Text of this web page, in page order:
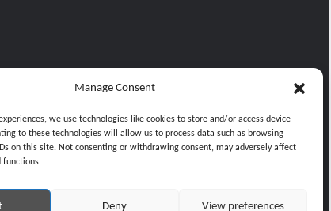
Manage Consent
we use technologies like cookies to store and/or access device
to these technologies will allow us to process data such as browsing
on this site. Not consenting or withdrawing consent, may adversely affect
functions.
Deny View preferences